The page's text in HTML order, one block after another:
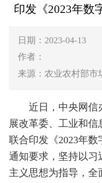
印发《2023年数
日期：2023-04-13
作者：
来源：农业农村部市
近日，中央网信
展改革委、工业和
联合印发《2023年数
通知要求，坚持以习
主义思想为指导，